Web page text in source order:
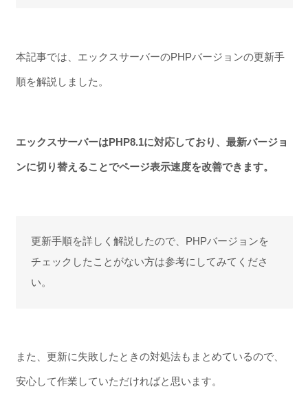
本記事では、エックスサーバーのPHPバージョンの更新手
順を解説しました。
エックスサーバーはPHP8.1に対応しており、最新バージョ
ンに切り替えることでページ表示速度を改善できます。
更新手順を詳しく解説したので、PHPバージョンを
チェックしたことがない方は参考にしてみてくださ
い。
また、更新に失敗したときの対処法もまとめているので、
安心して作業していただければと思います。